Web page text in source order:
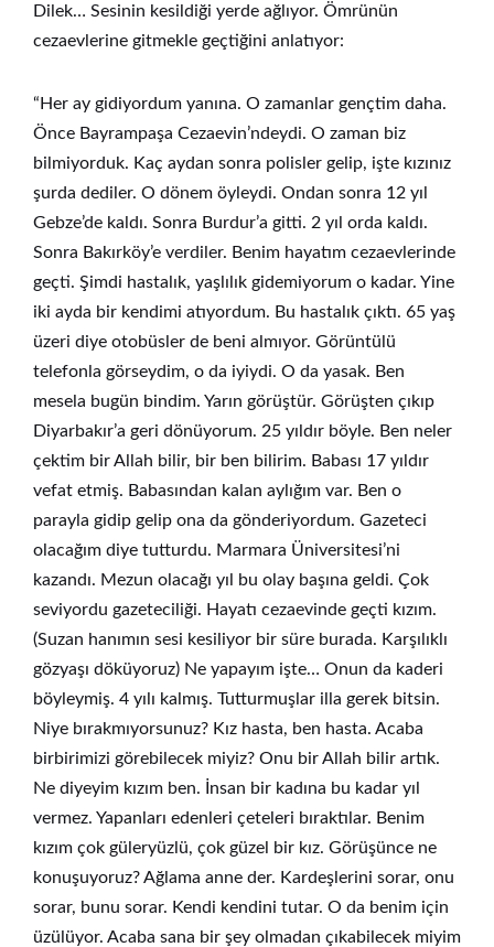
Dilek… Sesinin kesildiği yerde ağlıyor. Ömrünün
cezaevlerine gitmekle geçtiğini anlatıyor:
“Her ay gidiyordum yanına. O zamanlar gençtim daha.
Önce Bayrampaşa Cezaevin’ndeydi. O zaman biz
bilmiyorduk. Kaç aydan sonra polisler gelip, işte kızınız
şurda dediler. O dönem öyleydi. Ondan sonra 12 yıl
Gebze’de kaldı. Sonra Burdur’a gitti. 2 yıl orda kaldı.
Sonra Bakırköy’e verdiler. Benim hayatım cezaevlerinde
geçti. Şimdi hastalık, yaşlılık gidemiyorum o kadar. Yine
iki ayda bir kendimi atıyordum. Bu hastalık çıktı. 65 yaş
üzeri diye otobüsler de beni almıyor. Görüntülü
telefonla görseydim, o da iyiydi. O da yasak. Ben
mesela bugün bindim. Yarın görüştür. Görüşten çıkıp
Diyarbakır’a geri dönüyorum. 25 yıldır böyle. Ben neler
çektim bir Allah bilir, bir ben bilirim. Babası 17 yıldır
vefat etmiş. Babasından kalan aylığım var. Ben o
parayla gidip gelip ona da gönderiyordum. Gazeteci
olacağım diye tutturdu. Marmara Üniversitesi’ni
kazandı. Mezun olacağı yıl bu olay başına geldi. Çok
seviyordu gazeteciliği. Hayatı cezaevinde geçti kızım.
(Suzan hanımın sesi kesiliyor bir süre burada. Karşılıklı
gözyaşı döküyoruz) Ne yapayım işte… Onun da kaderi
böyleymiş. 4 yılı kalmış. Tutturmuşlar illa gerek bitsin.
Niye bırakmıyorsunuz? Kız hasta, ben hasta. Acaba
birbirimizi görebilecek miyiz? Onu bir Allah bilir artık.
Ne diyeyim kızım ben. İnsan bir kadına bu kadar yıl
vermez. Yapanları edenleri çeteleri bıraktılar. Benim
kızım çok güleryüzlü, çok güzel bir kız. Görüşünce ne
konuşuyoruz? Ağlama anne der. Kardeşlerini sorar, onu
sorar, bunu sorar. Kendi kendini tutar. O da benim için
üzülüyor. Acaba sana bir şey olmadan çıkabilecek miyim